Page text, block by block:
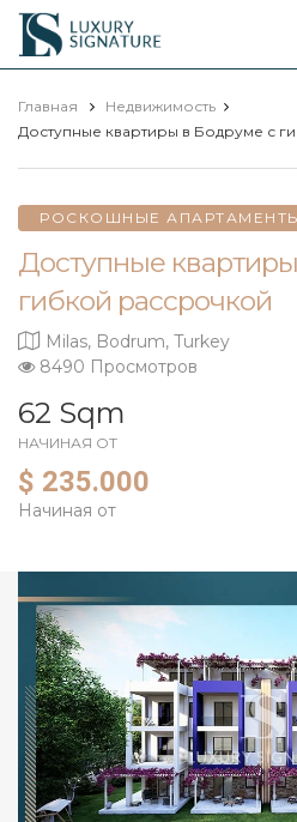
Luxury
Signature
Главная
Недвижимость
Доступные квартиры в Бодруме с
РОСКОШНЫЕ
Доступные
гибкой рассрочкой
Milas, Bodrum, Turkey
8490 Просмотров
62 Sqm
НАЧИНАЯ ОТ
$ 235.000
Начиная от